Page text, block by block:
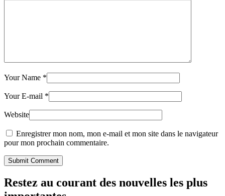
Your Name *
Your E-mail *
Website
Enregistrer mon nom, mon e-mail et mon site dans le navigateur
pour mon prochain commentaire.
Submit Comment
Restez au courant des nouvelles les plus